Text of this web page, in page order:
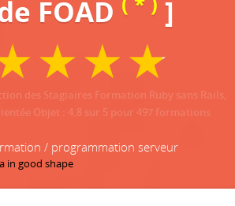
FOAD
]
des Stagiaires Formation Ruby sans Rails,
Objet : 4.8sur 5 pour 497 formations
/ programmation serveur